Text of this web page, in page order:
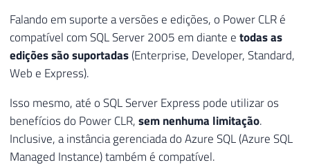
Falando em suporte a versões e edições, o Power CLR é
compatível com SQL Server 2005 em diante etodas as
edições são suportadas(Enterprise, Developer, Standard,
Web e Express).
Isso mesmo, até o SQL Server Express pode utilizar os
benefícios do Power CLR,sem nenhuma limitação.
Inclusive, a instância gerenciada do Azure SQL (Azure SQL
Managed Instance) também é compatível.